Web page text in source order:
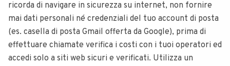
ricorda di navigare in sicurezza su internet, non fornire
mai dati personali né credenziali del tuo account di posta
(es. casella di posta Gmail offerta da Google), prima di
effettuare chiamate verifica i costi con i tuoi operatori ed
accedi solo a siti web sicuri e verificati. Utilizza un